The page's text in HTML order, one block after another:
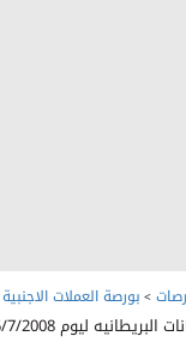
> بورصة العملات الاجنبية
البريطانيه ليوم 15/7/2008